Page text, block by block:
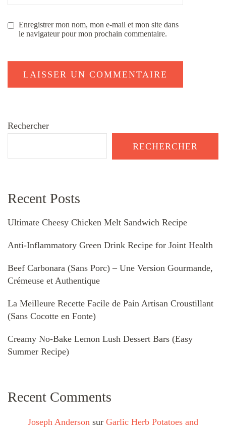
Enregistrer mon nom, mon e-mail et mon site dans
le navigateur pour mon prochain commentaire.
Rechercher
RECHERCHER
Recent Posts
Ultimate Cheesy Chicken Melt Sandwich Recipe
Anti-Inflammatory Green Drink Recipe for Joint Health
Beef Carbonara (Sans Porc) – Une Version Gourmande,
Crémeuse et Authentique
La Meilleure Recette Facile de Pain Artisan Croustillant
(Sans Cocotte en Fonte)
Creamy No-Bake Lemon Lush Dessert Bars (Easy
Summer Recipe)
Recent Comments
Joseph Anderson sur Garlic Herb Potatoes and